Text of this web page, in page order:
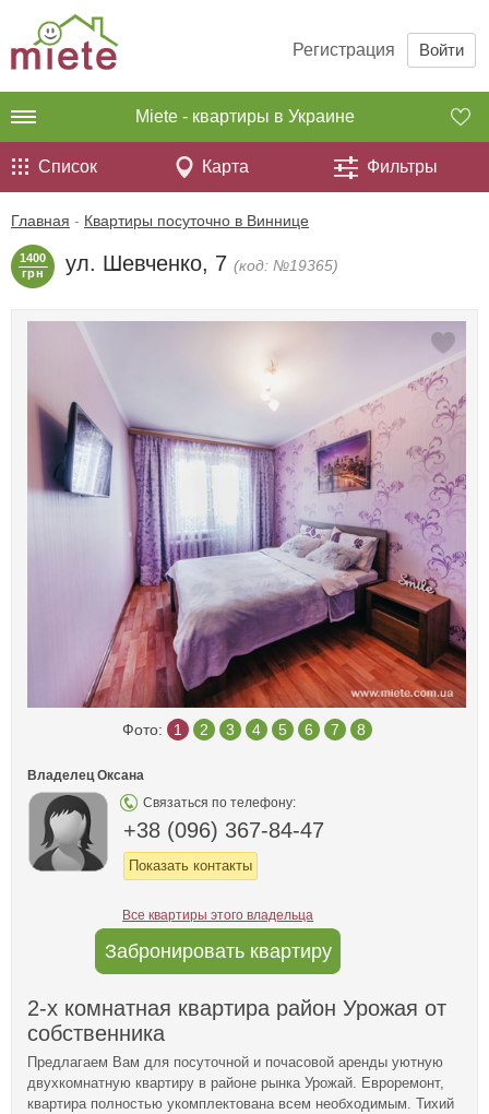
Регистрация Войти
Miete - квартиры в Украине
Список Карта Фильтры
Главная - Квартиры посуточно в Виннице
1400
грн
ул. Шевченко, 7 (код: №19365)
Фото: 1 2 3 4 5 6 7 8
Владелец Оксана
Связаться по телефону:
+38 (096) 367-84-47
Показать контакты
Все квартиры этого владельца
Забронировать квартиру
2-х комнатная квартира район Урожая от
собственника
Предлагаем Вам для посуточной и почасовой аренды уютную
двухкомнатную квартиру в районе рынка Урожай. Евроремонт,
квартира полностью укомплектована всем необходимым. Тихий